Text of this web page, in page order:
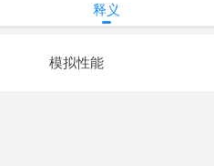
释义
模拟性能